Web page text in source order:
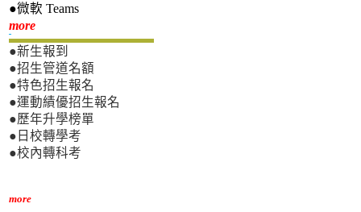
●微軟 Teams
more新生專區
●新生報到
●招生管道名額
●特色招生報名
●運動績優招生報名
●歷年升學榜單
●日校轉學考
●校內轉科考
more